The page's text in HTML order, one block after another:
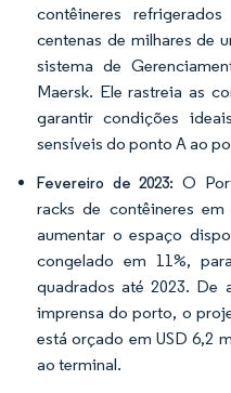
contêineres
centenas de milhares de
sistema de
Maersk. Ele rastreia as
garantir condições
sensíveis do ponto A ao
Fevereiro de 2023: O
racks de contêineres
aumentar o espaço
congelado em 11%,
quadrados até 2023. De
imprensa do porto, o
está orçado em USD 6,2
ao terminal.